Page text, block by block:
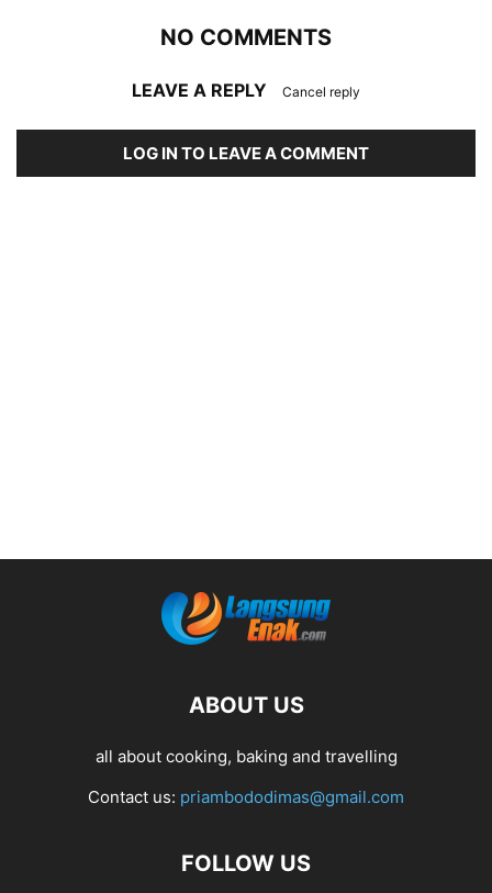
NO COMMENTS
LEAVE A REPLY Cancel reply
LOG IN TO LEAVE A COMMENT
ABOUT US
all about cooking, baking and travelling
Contact us: priambododimas@gmail.com
FOLLOW US